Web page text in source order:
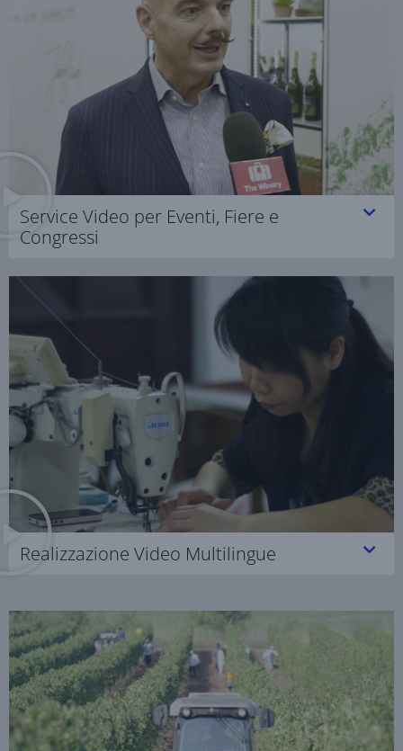
Service Video per Eventi, Fiere e
Congressi
Realizzazione Video Multilingue